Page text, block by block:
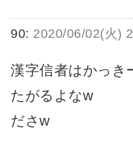
90: 2020/06/02(火)
漢字信者はかっき
たがるよなw
ださw